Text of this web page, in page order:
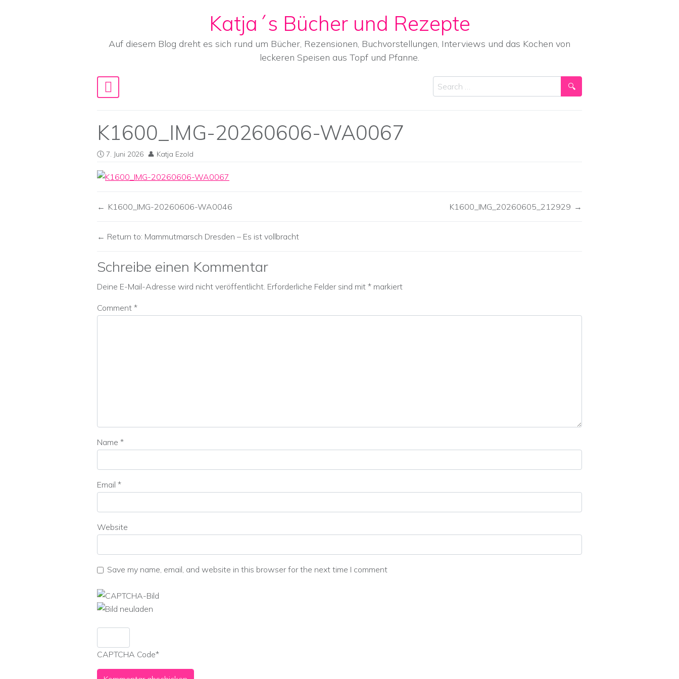
Katja´s Bücher und Rezepte
Auf diesem Blog dreht es sich rund um Bücher, Rezensionen, Buchvorstellungen, Interviews und das Kochen von
leckeren Speisen aus Topf und Pfanne.
Main Navigation
Search
K1600_IMG-20260606-WA0067
7. Juni 2026 Katja Ezold
K1600_IMG-20260606-WA0046 K1600_IMG_20260605_212929
Return to: Mammutmarsch Dresden – Es ist vollbracht
Schreibe einen Kommentar
Deine E-Mail-Adresse wird nicht veröffentlicht. Erforderliche Felder sind mit * markiert
Comment *
Name *
Email *
Website
Save my name, email, and website in this browser for the next time I comment
CAPTCHA Code*